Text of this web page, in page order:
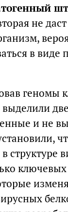
не
в виде
геномы
и не
структуре